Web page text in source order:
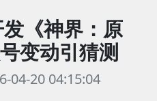
《神界：原
变动引猜测
04-20 04:15:04